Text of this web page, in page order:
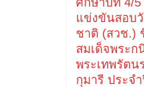
แข่งขันสอบ
ชาติ (สวช.)
สมเด็จพระก
พระเทพรัตน
กุมารี ประจ